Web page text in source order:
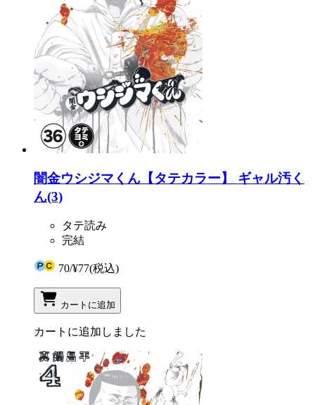
闇金ウシジマくん【タテカラー】 ギャル汚く
ん(3)
タテ読み
完結
70/¥77(税込)
カートに追加
カートに追加しました